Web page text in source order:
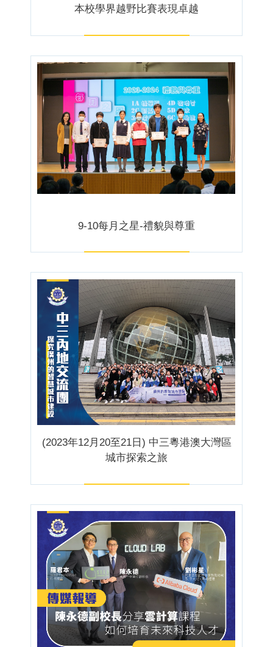
本校學界越野比賽表現卓越
9-10每月之星-禮貌與尊重
(2023年12月20至21日) 中三粵港澳大灣區
城市探索之旅